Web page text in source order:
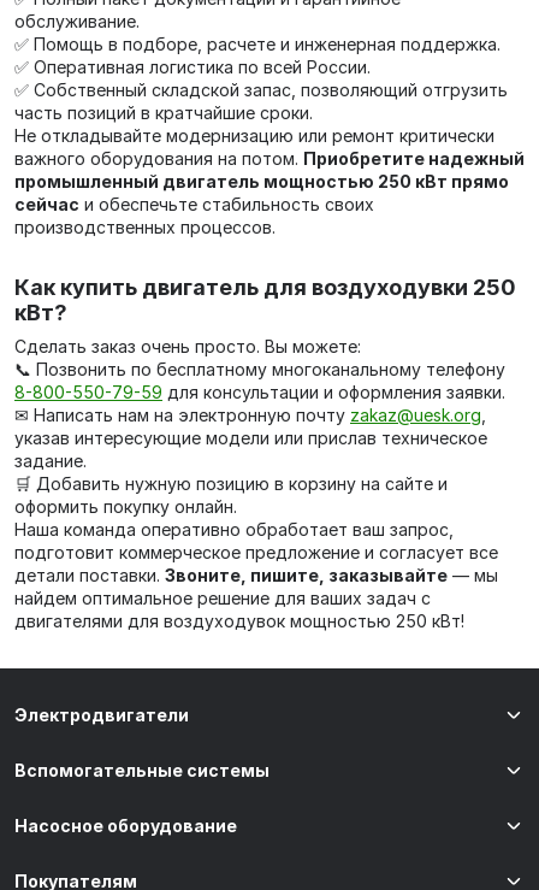
обслуживание.
✅ Помощь в подборе, расчете и инженерная поддержка.
✅ Оперативная логистика по всей России.
✅ Собственный складской запас, позволяющий отгрузить
часть позиций в кратчайшие сроки.
Не откладывайте модернизацию или ремонт критически
важного оборудования на потом. Приобретите надежный
промышленный двигатель мощностью 250 кВт прямо
сейчас и обеспечьте стабильность своих
производственных процессов.
Как купить двигатель для воздуходувки 250
кВт?
Сделать заказ очень просто. Вы можете:
📞 Позвонить по бесплатному многоканальному телефону
8-800-550-79-59 для консультации и оформления заявки.
✉ Написать нам на электронную почту zakaz@uesk.org
указав интересующие модели или прислав техническое
задание.
🛒 Добавить нужную позицию в корзину на сайте и
оформить покупку онлайн.
Наша команда оперативно обработает ваш запрос,
подготовит коммерческое предложение и согласует все
детали поставки. Звоните, пишите, заказывайте — мы
найдем оптимальное решение для ваших задач с
двигателями для воздуходувок мощностью 250 кВт!
Электродвигатели
Вспомогательные системы
Насосное оборудование
Покупателям